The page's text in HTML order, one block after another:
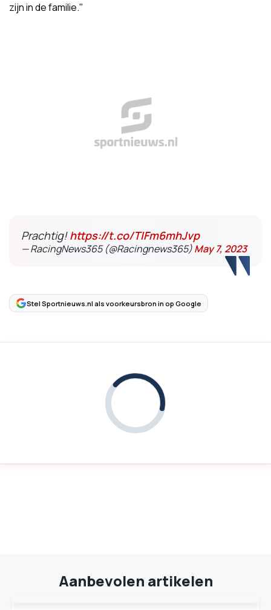
zijn in de familie."
Prachtig!https://t.co/TIFm6mhJvp
— RacingNews365 (@Racingnews365)May 7, 2023
Stel Sportnieuws.nl als voorkeursbron in op Google
Aanbevolen artikelen